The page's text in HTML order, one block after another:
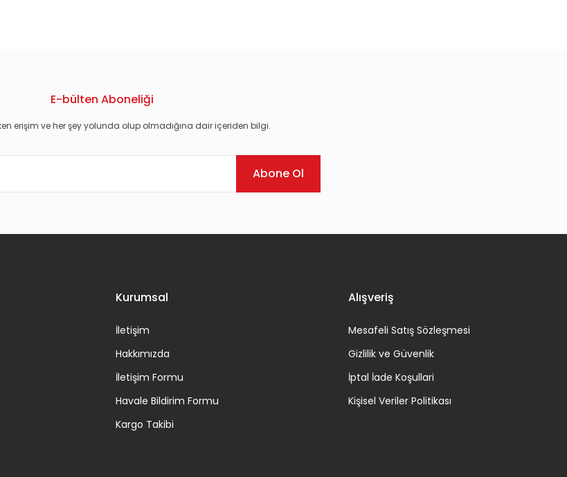
E-bülten Aboneliği
erişim ve her şey yolunda olup olmadığına dair içeriden bilgi.
Abone Ol
Kurumsal
İletişim
Hakkımızda
İletişim Formu
Havale Bildirim Formu
Kargo Takibi
Alışveriş
Mesafeli Satış Sözleşmesi
Gizlilik ve Güvenlik
İptal İade Koşullari
Kişisel Veriler Politikası